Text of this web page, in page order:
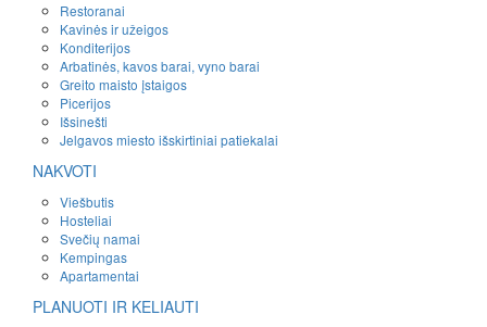
Restoranai
Kavinės ir užeigos
Konditerijos
Arbatinės, kavos barai, vyno barai
Greito maisto įstaigos
Picerijos
Išsinešti
Jelgavos miesto išskirtiniai patiekalai
NAKVOTI
Viešbutis
Hosteliai
Svečių namai
Kempingas
Apartamentai
PLANUOTI IR KELIAUTI